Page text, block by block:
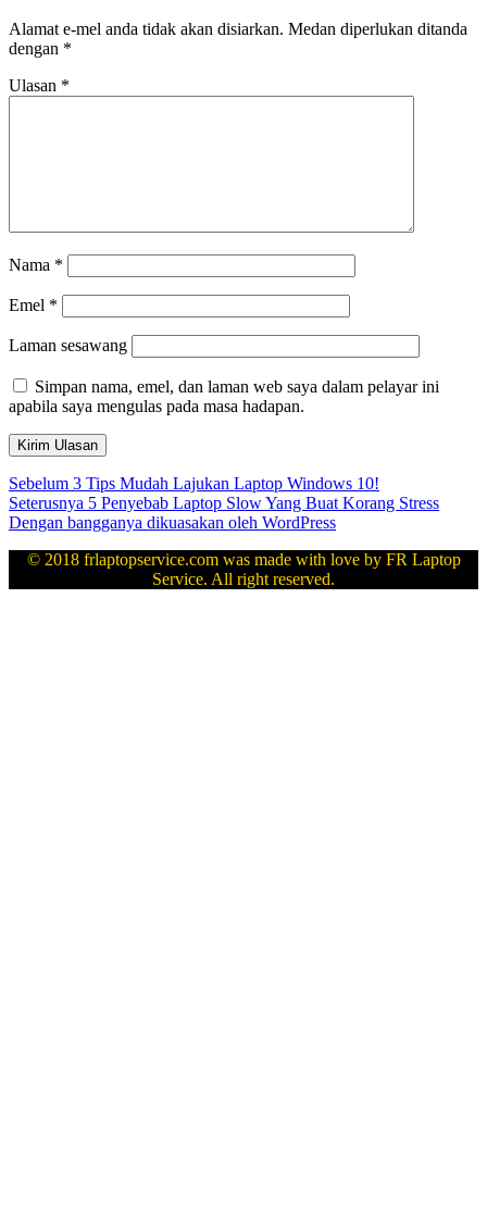
Alamat e-mel anda tidak akan disiarkan. Medan diperlukan ditanda
dengan *
Ulasan *
Nama *
Emel *
Laman sesawang
Simpan nama, emel, dan laman web saya dalam pelayar ini
apabila saya mengulas pada masa hadapan.
Navigasi
kiriman
Sebelum Kiriman
sebelumnya:
3 Tips Mudah Lajukan Laptop Windows 10!
Seterusnya Kiriman
seterusnya:
5 Penyebab Laptop Slow Yang Buat Korang Stress
Dengan bangganya dikuasakan oleh WordPress
© 2018 frlaptopservice.com was made with love by FR Laptop
Service. All right reserved.